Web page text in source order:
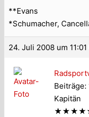
**Evans
*Schumacher,
24. Juli 2008 um
Beiträge:
Kapitän